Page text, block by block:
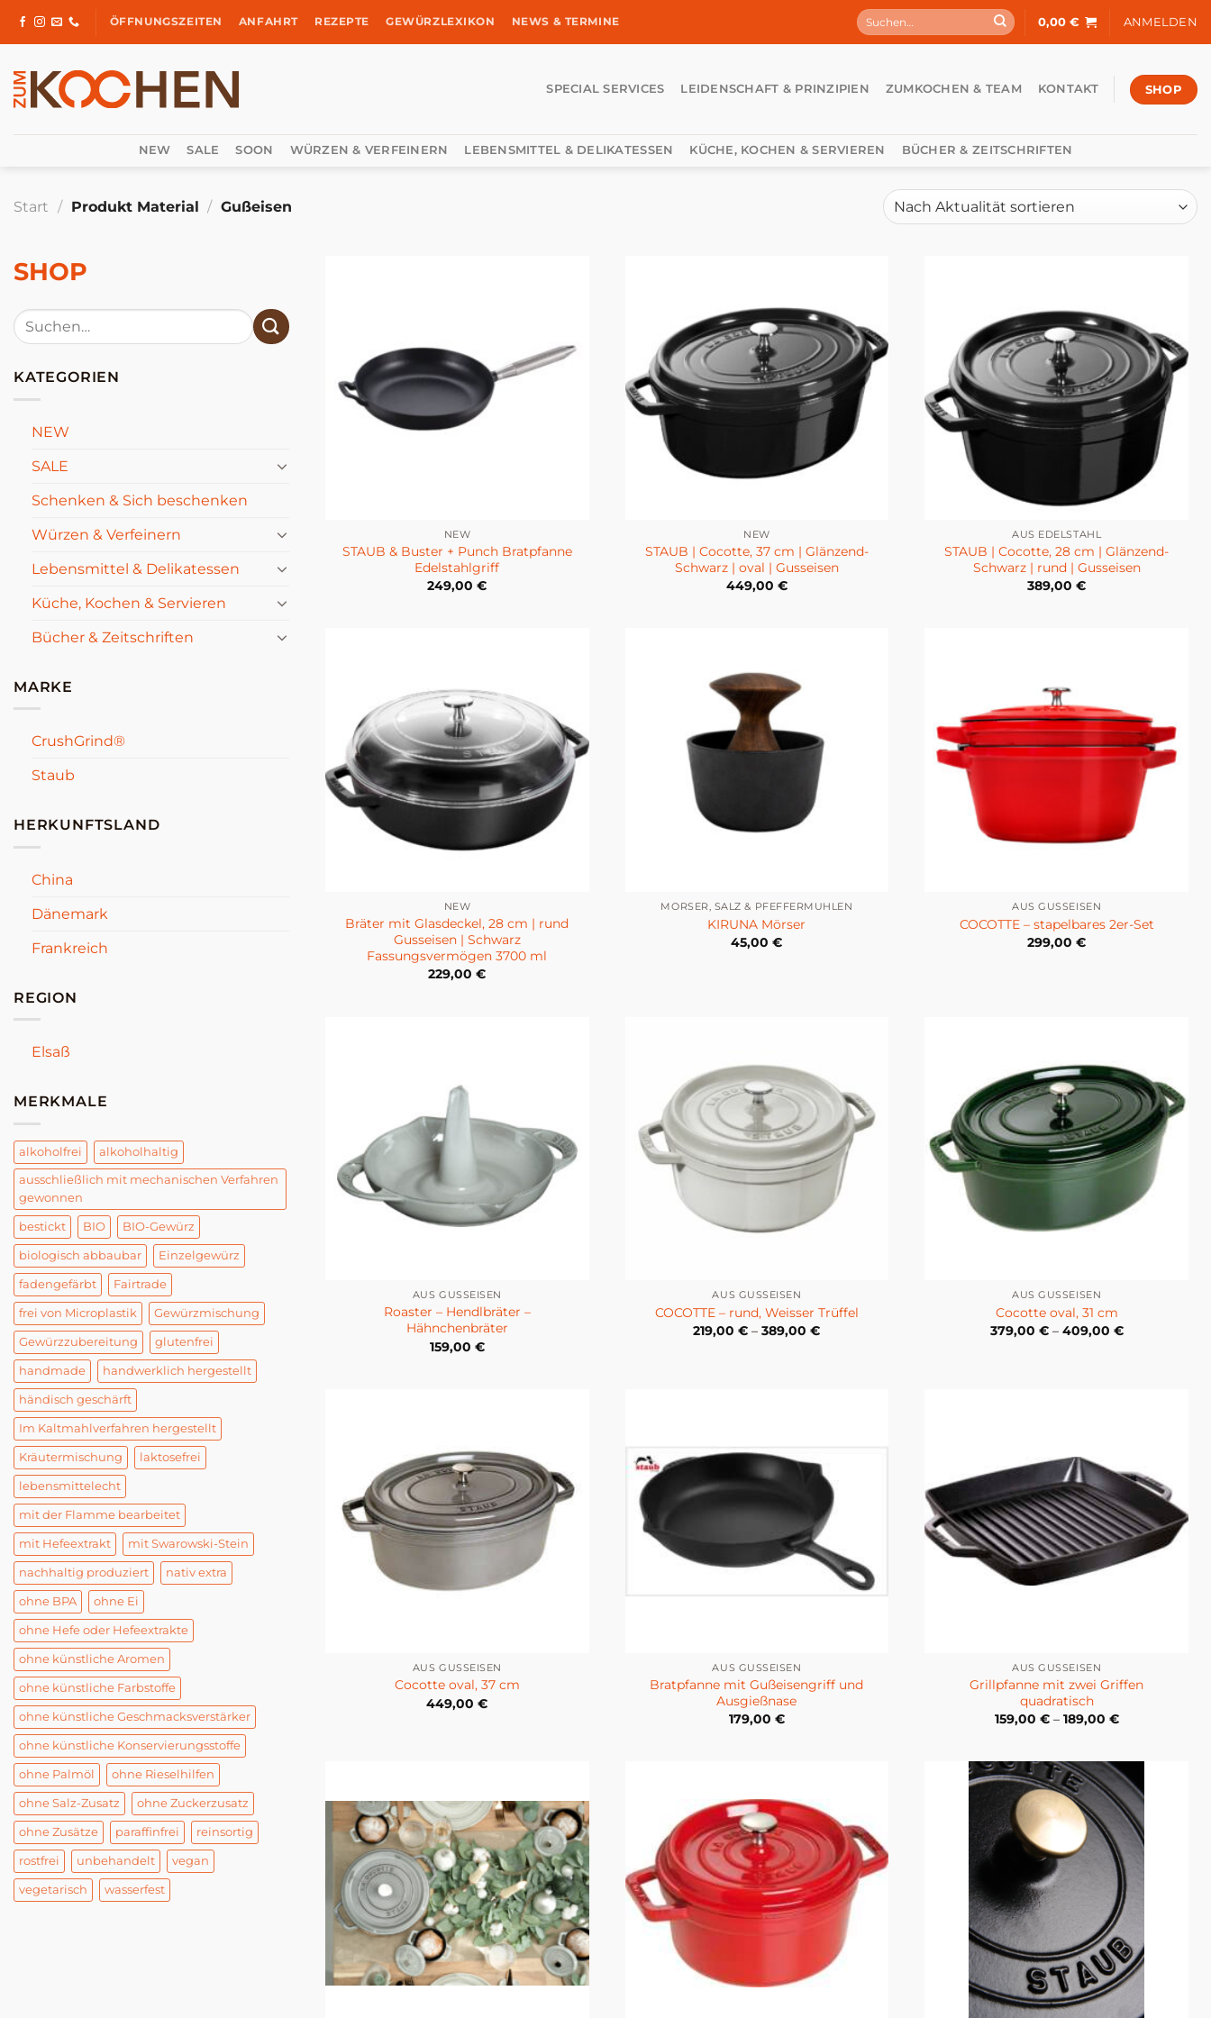
Inhalt
ÖFFNUNGSZEITEN ANFAHRT REZEPTE GEWÜRZLEXIKON NEWS & TERMINE
Suchen
nach:
0,00€ ANMELDEN
SPECIAL SERVICES LEIDENSCHAFT & PRINZIPIEN ZUMKOCHEN & TEAM KONTAKT SHOP
NEW SALE SOON WÜRZEN & VERFEINERN LEBENSMITTEL & DELIKATESSEN KÜCHE, KOCHEN & SERVIEREN BÜCHER & ZEITSCHRIFTEN
Start / Produkt Material / Gußeisen
SHOP
Suchen
nach:
KATEGORIEN
NEW
SALE
Schenken & Sich beschenken
Würzen & Verfeinern
Lebensmittel & Delikatessen
Küche, Kochen & Servieren
Bücher & Zeitschriften
MARKE
CrushGrind®
Staub
HERKUNFTSLAND
China
Dänemark
Frankreich
REGION
Elsaß
MERKMALE
alkoholfrei alkoholhaltig
ausschließlich mit mechanischen Verfahren
gewonnen
bestickt BIO BIO-Gewürz
biologisch abbaubar Einzelgewürz
fadengefärbt Fairtrade
frei von Microplastik Gewürzmischung
Gewürzzubereitung glutenfrei
handmade handwerklich hergestellt
händisch geschärft
Im Kaltmahlverfahren hergestellt
Kräutermischung laktosefrei
lebensmittelecht
mit der Flamme bearbeitet
mit Hefeextrakt mit Swarowski-Stein
nachhaltig produziert nativ extra
ohne BPA ohne Ei
ohne Hefe oder Hefeextrakte
ohne künstliche Aromen
ohne künstliche Farbstoffe
ohne künstliche Geschmacksverstärker
ohne künstliche Konservierungsstoffe
ohne Palmöl ohne Rieselhilfen
ohne Salz-Zusatz ohne Zuckerzusatz
ohne Zusätze paraffinfrei reinsortig
rostfrei unbehandelt vegan
vegetarisch wasserfest
NEW
STAUB & Buster + Punch Bratpfanne
Edelstahlgriff
249,00€
NEW
STAUB | Cocotte, 37 cm | Glänzend-
Schwarz | oval | Gusseisen
449,00 €
AUS EDELSTAHL
STAUB | Cocotte, 28 cm | Glänzend-
Schwarz | rund | Gusseisen
389,00€
NEW
Bräter mit Glasdeckel, 28 cm | rund
Gusseisen | Schwarz
Fassungsvermögen 3700 ml
229,00€
MÖRSER, SALZ & PFEFFERMÜHLEN
KIRUNA Mörser
45,00€
AUS GUSSEISEN
COCOTTE – stapelbares 2er-Set
299,00€
AUS GUSSEISEN
Roaster – Hendlbräter –
Hähnchenbräter
159,00 €
AUS GUSSEISEN
COCOTTE – rund, Weisser Trüffel
219,00€ –389,00€
AUS GUSSEISEN
Cocotte oval, 31 cm
379,00 €– 409,00 €
AUS GUSSEISEN
Cocotte oval, 37 cm
449,00€
AUS GUSSEISEN
Bratpfanne mit Gußeisengriff und
Ausgießnase
179,00 €
AUS GUSSEISEN
Grillpfanne mit zwei Griffen
quadratisch
159,00 €– 189,00 €